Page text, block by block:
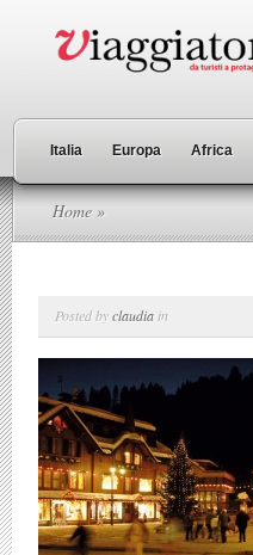
Italia Europa Africa
Home »
Posted byclaudia in